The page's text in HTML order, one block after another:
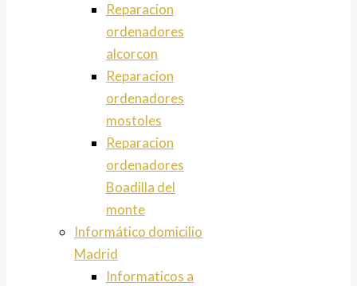
Reparacion
ordenadores
alcorcon
Reparacion
ordenadores
mostoles
Reparacion
ordenadores
Boadilla del
monte
Informático domicilio
Madrid
Informaticos a